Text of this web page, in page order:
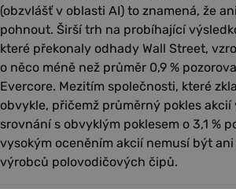
(obzvlášť v oblasti AI) to znamená, že
pohnout. Širší trh na probíhající
které překonaly odhady Wall Street,
o něco méně než průměr 0,9 %
Evercore. Mezitím společnosti, které
obvykle, přičemž průměrný pokles
srovnání s obvyklým poklesem o 3,1 %
vysokým oceněním akcií nemusí být
výrobců polovodičových čipů.